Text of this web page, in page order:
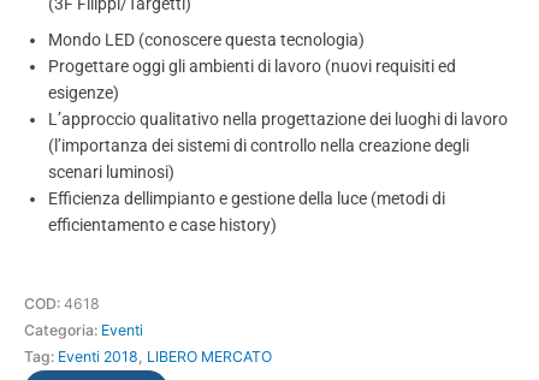
Mondo LED (conoscere questa tecnologia)
Progettare oggi gli ambienti di lavoro (nuovi requisiti ed
esigenze)
L’approccio qualitativo nella progettazione dei luoghi di lavoro
(l’importanza dei sistemi di controllo nella creazione degli
scenari luminosi)
Efficienza dellimpianto e gestione della luce (metodi di
efficientamento e case history)
COD: 4618
Categoria: Eventi
Tag: Eventi 2018, LIBERO MERCATO